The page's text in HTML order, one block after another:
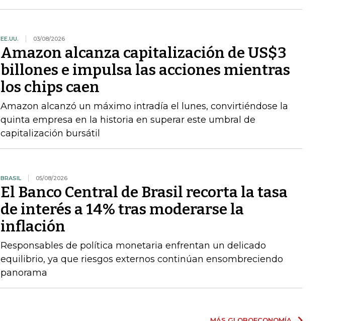
EE.UU. 03/08/2026
Amazon alcanza capitalización de US$3
billones e impulsa las acciones mientras
los chips caen
Amazon alcanzó un máximo intradía el lunes, convirtiéndose la
quinta empresa en la historia en superar este umbral de
capitalización bursátil
BRASIL 05/08/2026
El Banco Central de Brasil recorta la tasa
de interés a 14% tras moderarse la
inflación
Responsables de política monetaria enfrentan un delicado
equilibrio, ya que riesgos externos continúan ensombreciendo
panorama